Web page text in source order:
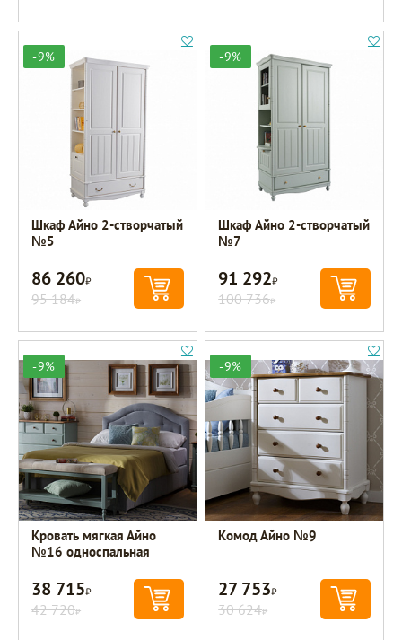
-9%
Шкаф Айно 2-створчатый
№5
86 260Р
95 184Р
-9%
Шкаф Айно 2-створчатый
№7
91 292Р
100 736Р
-9%
Кровать мягкая Айно
№16 односпальная
38 715Р
42 720Р
-9%
Комод Айно №9
27 753Р
30 624Р